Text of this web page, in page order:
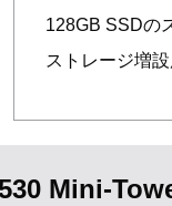
128GB SSDの
ストレージ増
Mini-